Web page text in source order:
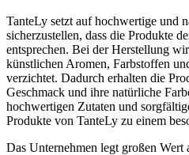
TanteLy setzt auf hochwertige und
sicherzustellen, dass die Produkte
entsprechen. Bei der Herstellung
künstlichen Aromen, Farbstoffen
verzichtet. Dadurch erhalten die
Geschmack und ihre natürliche
hochwertigen Zutaten und
Produkte von TanteLy zu einem
Das Unternehmen legt großen Wert